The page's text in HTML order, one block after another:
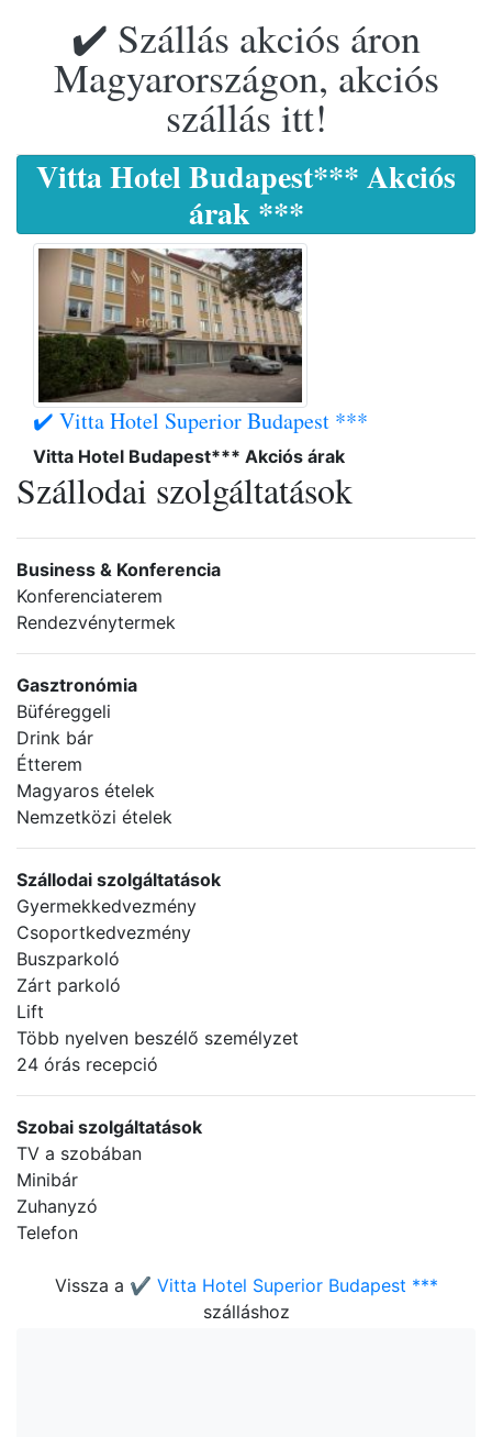
✔️ Szállás akciós áron
Magyarországon, akciós
szállás itt!
Vitta Hotel Budapest*** Akciós
árak ***
✔️ Vitta Hotel Superior Budapest ***
Vitta Hotel Budapest*** Akciós árak
Szállodai szolgáltatások
Business & Konferencia
Konferenciaterem
Rendezvénytermek
Gasztronómia
Büféreggeli
Drink bár
Étterem
Magyaros ételek
Nemzetközi ételek
Szállodai szolgáltatások
Gyermekkedvezmény
Csoportkedvezmény
Buszparkoló
Zárt parkoló
Lift
Több nyelven beszélő személyzet
24 órás recepció
Szobai szolgáltatások
TV a szobában
Minibár
Zuhanyzó
Telefon
Vissza a ✔️ Vitta Hotel Superior Budapest ***
szálláshoz